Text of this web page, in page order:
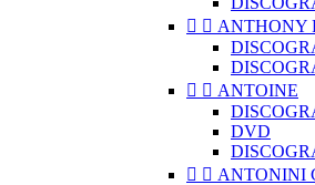
  ANTHONY
  ANTOINE
DVD
  ANTONINI